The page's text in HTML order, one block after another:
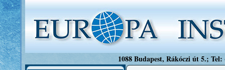
1088 Budapest, Rákóczi út 5.;